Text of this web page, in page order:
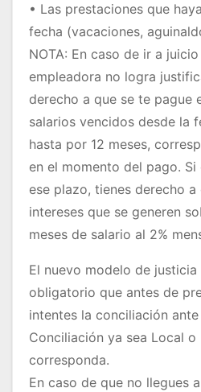
• Las prestaciones que
fecha (vacaciones,
NOTA: En caso de ir a
empleadora no logra
derecho a que se te pague
salarios vencidos desde la
hasta por 12 meses,
en el momento del pago.
ese plazo, tienes derecho
intereses que se generen
meses de salario al 2%
El nuevo modelo de
obligatorio que antes de
intentes la conciliación
Conciliación ya sea Local o
corresponda.
En caso de que no llegues